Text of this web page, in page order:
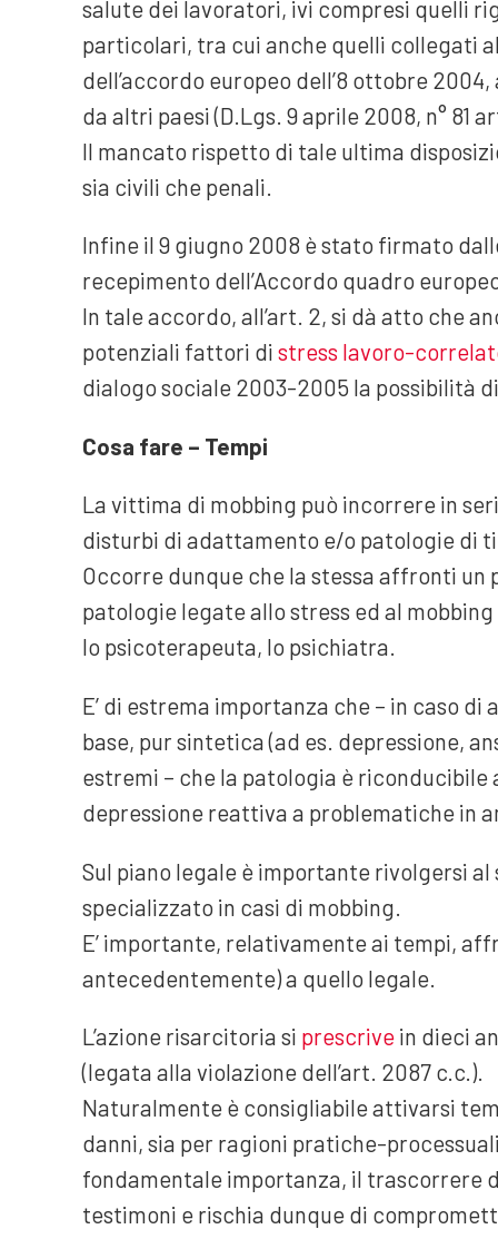
salute dei lavoratori, ivi compresi quelli
particolari, tra cui anche quelli collegati
dell’accordo europeo dell’8 ottobre
da altri paesi (D.Lgs. 9 aprile 2008, n° 81
Il mancato rispetto di tale ultima
sia civili che penali.
Infine il 9 giugno 2008 è stato firmato
recepimento dell’Accordo quadro
In tale accordo, all’art. 2, si dà atto che
potenziali fattori di stress lavoro-
dialogo sociale 2003-2005 la possibilità
Cosa fare – Tempi
La vittima di mobbing può incorrere in
disturbi di adattamento e/o patologie di
Occorre dunque che la stessa affronti
patologie legate allo stress ed al
lo psicoterapeuta, lo psichiatra.
E’ di estrema importanza che – in caso di
base, pur sintetica (ad es. depressione,
estremi – che la patologia è
depressione reattiva a problematiche in
Sul piano legale è importante rivolgersi
specializzato in casi di mobbing.
E’ importante, relativamente ai tempi,
antecedentemente) a quello legale.
L’azione risarcitoria si prescrivein dieci
(legata alla violazione dell’art. 2087 c.c.).
Naturalmente è consigliabile attivarsi
danni, sia per ragioni pratiche-
fondamentale importanza, il trascorrere
testimoni e rischia dunque di